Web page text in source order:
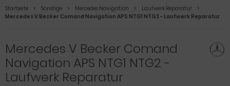
und
unten,
verfügbare
Startseite Sonstige Mercedes Navigation
Laufwerk Reparatur
Mercedes V Becker Comand Navigation APS NTG1 NTG2 - Laufwerk Reparatur
Mercedes V Becker Comand
Navigation APS NTG1 NTG2 -
Laufwerk Reparatur